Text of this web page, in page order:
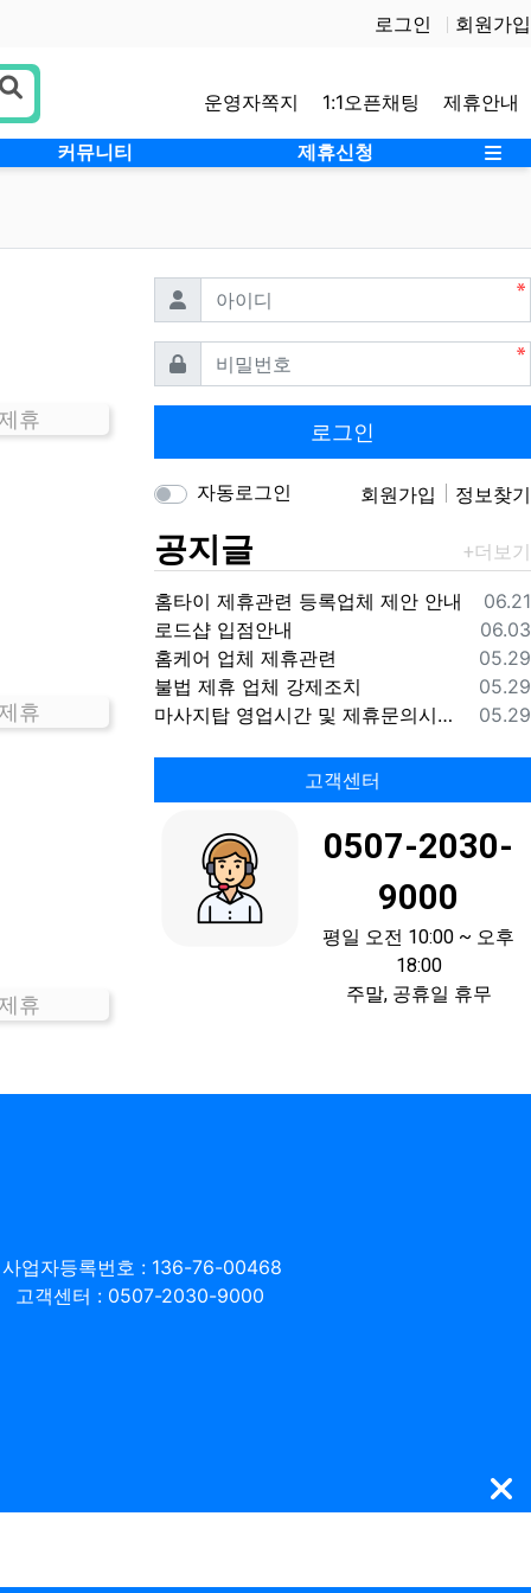
로그인 회원가입
운영자쪽지 1:1오픈채팅 제휴안내
커뮤니티 제휴신청 사
휴
휴
휴
아이디 필수
비밀번호필수
로그인
자동로그인 회원가입 정보찾기
공지글
등록
06.21
홈타이 제휴관련 등록업체 제안 안내
등록
06.03
로드샵 입점안내
등록
05.29
홈케어 업체 제휴관련
등록
05.29
불법 제휴 업체 강제조치
등록
05.29
마사지탑 영업시간 및 제휴문의시간 안내
고객센터
0507-2030-
9000
평일 오전 10:00 ~ 오후
18:00
주말, 공휴일 휴무
사업자등록번호 : 136-76-00468
고객센터 : 0507-2030-9000